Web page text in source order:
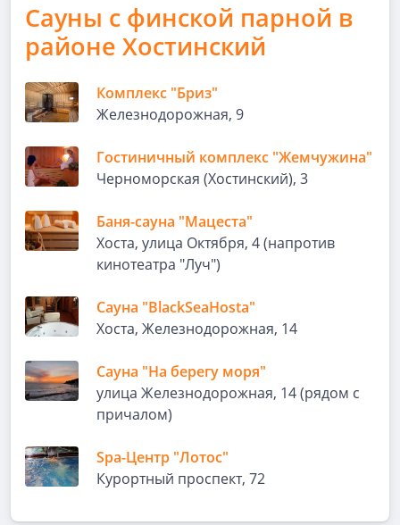
Сауны с финской парной в
районе Хостинский
Комплекс "Бриз"
Железнодорожная, 9
Гостиничный комплекс "Жемчужина"
Черноморская (Хостинский), 3
Баня-сауна "Мацеста"
Хоста, улица Октября, 4 (напротив
кинотеатра "Луч")
Сауна "BlackSeaHosta"
Хоста, Железнодорожная, 14
Сауна "На берегу моря"
улица Железнодорожная, 14 (рядом с
причалом)
Spa-Центр "Лотос"
Курортный проспект, 72